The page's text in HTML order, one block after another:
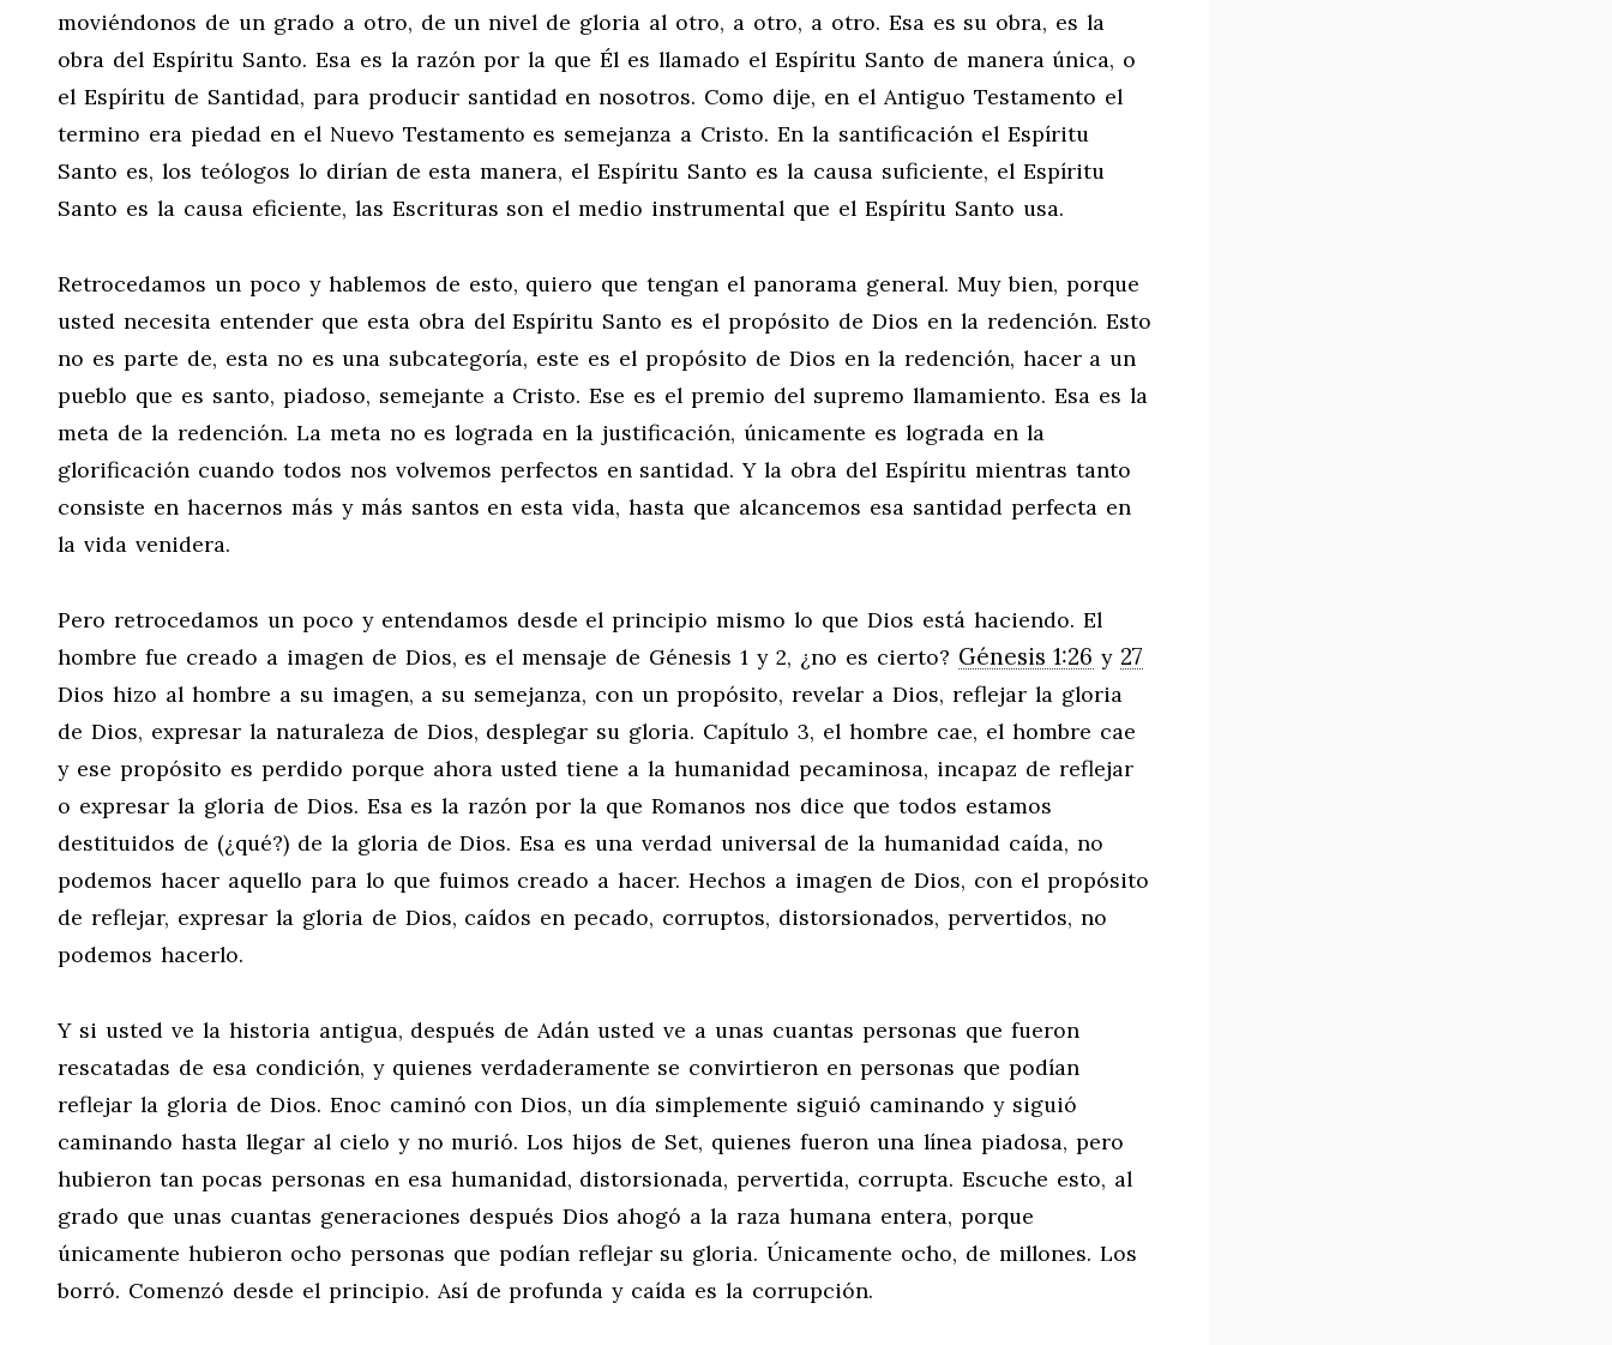
moviéndonos de un grado a otro, de un nivel de gloria al otro, a otro, a otro. Esa es su obra, es la
obra del Espíritu Santo. Esa es la razón por la que Él es llamado el Espíritu Santo de manera única, o
el Espíritu de Santidad, para producir santidad en nosotros. Como dije, en el Antiguo Testamento el
termino era piedad en el Nuevo Testamento es semejanza a Cristo. En la santificación el Espíritu
Santo es, los teólogos lo dirían de esta manera, el Espíritu Santo es la causa suficiente, el Espíritu
Santo es la causa eficiente, las Escrituras son el medio instrumental que el Espíritu Santo usa.
Retrocedamos un poco y hablemos de esto, quiero que tengan el panorama general. Muy bien, porque
usted necesita entender que esta obra del Espíritu Santo es el propósito de Dios en la redención. Esto
no es parte de, esta no es una subcategoría, este es el propósito de Dios en la redención, hacer a un
pueblo que es santo, piadoso, semejante a Cristo. Ese es el premio del supremo llamamiento. Esa es la
meta de la redención. La meta no es lograda en la justificación, únicamente es lograda en la
glorificación cuando todos nos volvemos perfectos en santidad. Y la obra del Espíritu mientras tanto
consiste en hacernos más y más santos en esta vida, hasta que alcancemos esa santidad perfecta en
la vida venidera.
Pero retrocedamos un poco y entendamos desde el principio mismo lo que Dios está haciendo. El
hombre fue creado a imagen de Dios, es el mensaje de Génesis 1 y 2, ¿no es cierto? Génesis 1:26 y 27
Dios hizo al hombre a su imagen, a su semejanza, con un propósito, revelar a Dios, reflejar la gloria
de Dios, expresar la naturaleza de Dios, desplegar su gloria. Capítulo 3, el hombre cae, el hombre cae
y ese propósito es perdido porque ahora usted tiene a la humanidad pecaminosa, incapaz de reflejar
o expresar la gloria de Dios. Esa es la razón por la que Romanos nos dice que todos estamos
destituidos de (¿qué?) de la gloria de Dios. Esa es una verdad universal de la humanidad caída, no
podemos hacer aquello para lo que fuimos creado a hacer. Hechos a imagen de Dios, con el propósito
de reflejar, expresar la gloria de Dios, caídos en pecado, corruptos, distorsionados, pervertidos, no
podemos hacerlo.
Y si usted ve la historia antigua, después de Adán usted ve a unas cuantas personas que fueron
rescatadas de esa condición, y quienes verdaderamente se convirtieron en personas que podían
reflejar la gloria de Dios. Enoc caminó con Dios, un día simplemente siguió caminando y siguió
caminando hasta llegar al cielo y no murió. Los hijos de Set, quienes fueron una línea piadosa, pero
hubieron tan pocas personas en esa humanidad, distorsionada, pervertida, corrupta. Escuche esto, al
grado que unas cuantas generaciones después Dios ahogó a la raza humana entera, porque
únicamente hubieron ocho personas que podían reflejar su gloria. Únicamente ocho, de millones. Los
borró. Comenzó desde el principio. Así de profunda y caída es la corrupción.